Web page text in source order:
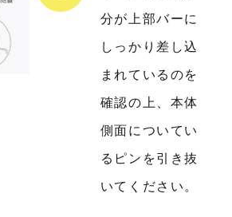
分が上部バーに
しっかり差し込
まれているのを
確認の上、本体
側面についてい
るピンを引き抜
いてください。